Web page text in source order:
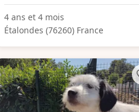
4 ans et 4 mois
Étalondes (76260) France